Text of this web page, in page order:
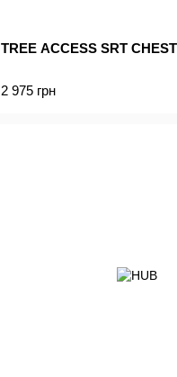
TREE ACCESS SRT CHEST
2 975 грн